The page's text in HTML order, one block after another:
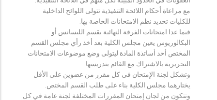
مع مراعاة أحكام اللائحة التنفيذية تتولى اللوائح الداخلية
للكليات تحديد نظم الامتحانات الخاصة بها.
فيما عدا امتحانات الفرقة النهائية بقسم الليسانس أو
البكالوريوس يعين مجلس الكلية بعد أخذ رأي مجلس القسم
المختص أحد أساتذة المادة ليتولى وضع موضوعات الامتحانات
التحريرية بالاشتراك مع القائم بتدريسها.
وتشكل لجنة الإمتحان في كل مقرر من عضوين على الأقل
يختارهما مجلس الكلية بناء على طلب القسم المختص.
وتتكون من لجان إمتحان المقررات المختلفة لجنة عامة في كل